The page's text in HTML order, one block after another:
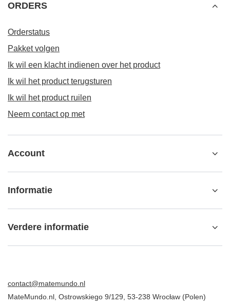
ORDERS
Orderstatus
Pakket volgen
Ik wil een klacht indienen over het product
Ik wil het product terugsturen
Ik wil het product ruilen
Neem contact op met
Account
Informatie
Verdere informatie
contact@matemundo.nl
MateMundo.nl Ostrowskiego 9/129 53-238 Wrocław (Polen)